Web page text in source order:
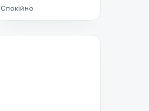
Спокійно